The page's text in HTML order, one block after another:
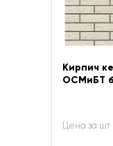
Кирпич
ОСМиБТ
Цена за шт